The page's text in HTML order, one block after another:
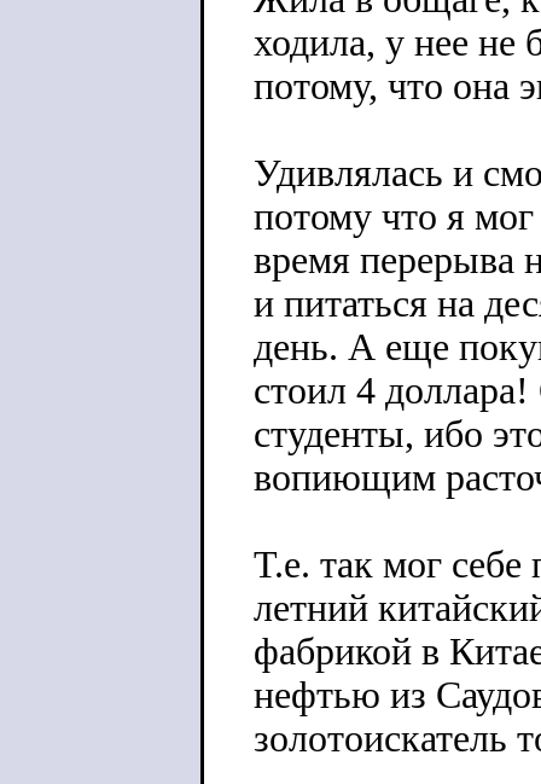
ходила, у нее не
потому, что она
Удивлялась и
потому что я
время перерыва
и питаться на
день. А еще
стоил 4
студенты, ибо
вопиющим
Т.е. так мог себе
летний
фабрикой в
нефтью из
золотоискатель